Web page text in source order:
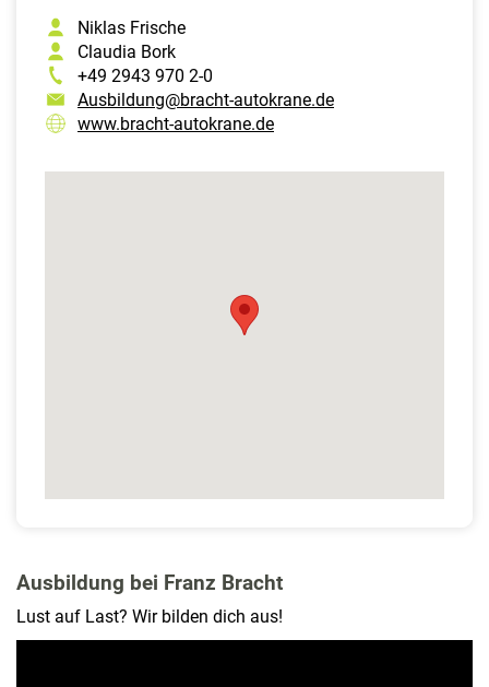
Niklas Frische
Claudia Bork
+49 2943 970 2-0
Ausbildung@bracht-autokrane.de
www.bracht-autokrane.de
Ausbildung bei Franz Bracht
Lust auf Last? Wir bilden dich aus!